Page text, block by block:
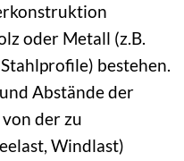
oder Metall (z.B.
bestehen.
Abstände der
der zu
Windlast)